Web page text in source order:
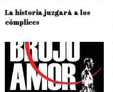
La historia juzgará a los
cómplices